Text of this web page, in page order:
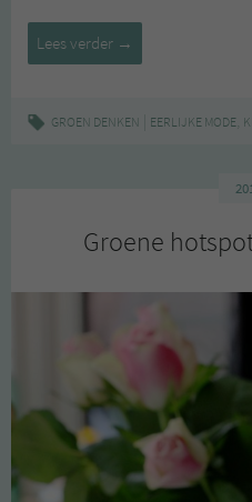
Lees verder Tweedehands
kinderkleding
→
GROEN DENKEN EERLIJKE MODE, KINDEREN
Groene